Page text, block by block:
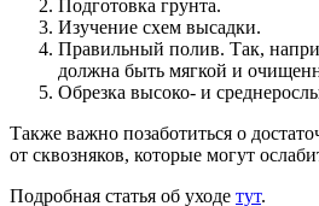
Подготовка грунта.
Изучение схем высадки.
Правильный полив. Так,
должна быть мягкой и
Обрезка высоко- и
Также важно позаботиться о
от сквозняков, которые могут
Подробная статья об уходе тут.